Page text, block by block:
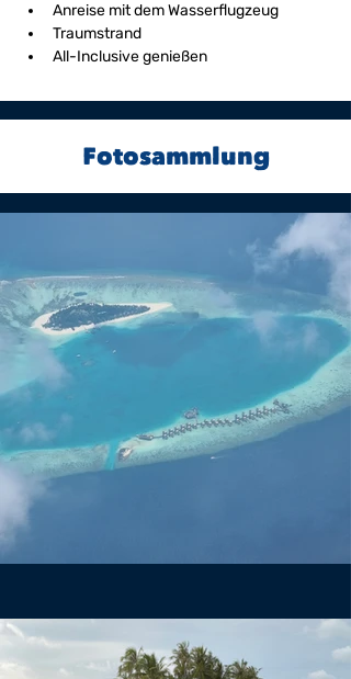
Anreise mit dem Wasserflugzeug
Traumstrand
All-Inclusive genießen
Fotosammlung